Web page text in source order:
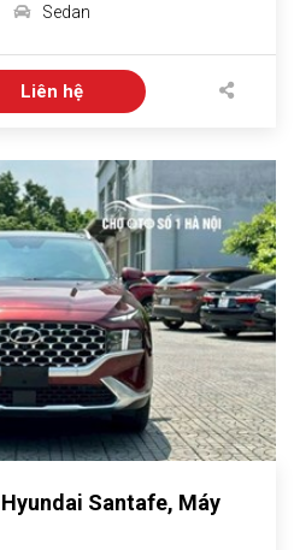
Sedan
Liên hệ
Hyundai Santafe, Máy